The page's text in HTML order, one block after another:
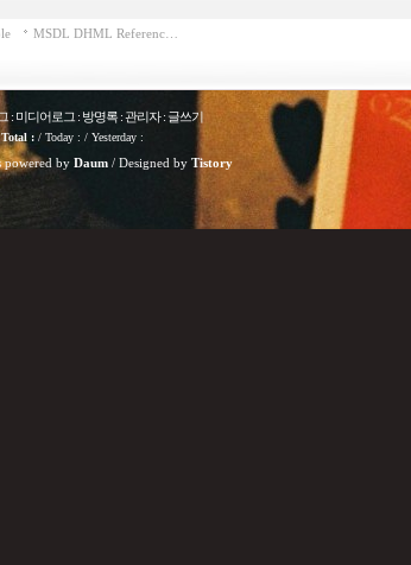
MSDL DHML Referenc…
: 미디어로그 : 방명록 :관리자:글쓰기
Total : / Today : / Yesterday :
powered by Daum/ Designed by Tistory